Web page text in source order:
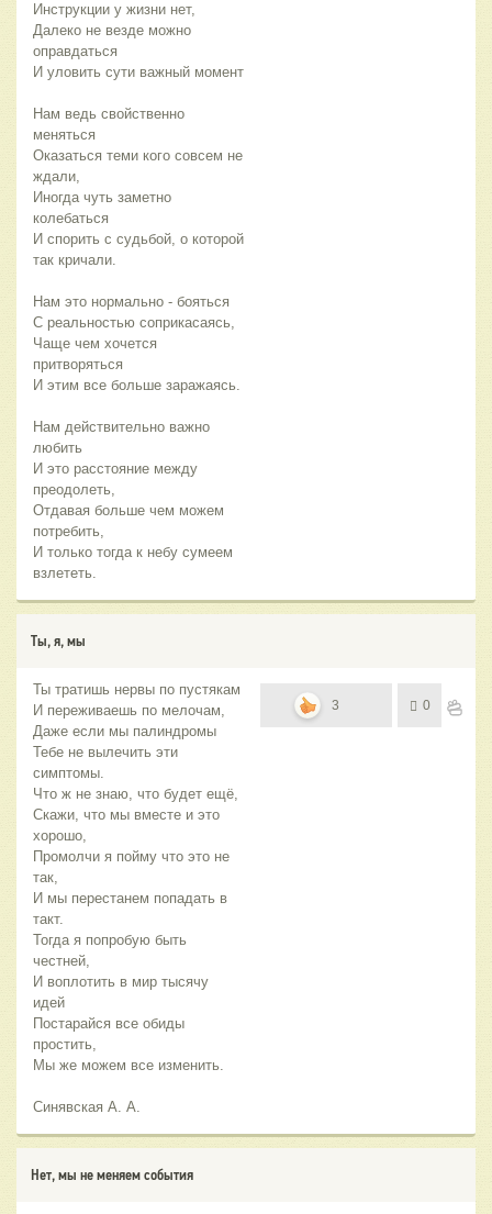
Инструкции у жизни нет,
Далеко не везде можно
оправдаться
И уловить сути важный момент
Нам ведь свойственно
меняться
Оказаться теми кого совсем не
ждали,
Иногда чуть заметно
колебаться
И спорить с судьбой, о которой
так кричали.
Нам это нормально - бояться
С реальностью соприкасаясь,
Чаще чем хочется
притворяться
И этим все больше заражаясь.
Нам действительно важно
любить
И это расстояние между
преодолеть,
Отдавая больше чем можем
потребить,
И только тогда к небу сумеем
взлететь.
Ты, я, мы
Ты тратишь нервы по пустякам
И переживаешь по мелочам,
Даже если мы палиндромы
Тебе не вылечить эти
симптомы.
Что ж не знаю, что будет ещё,
Скажи, что мы вместе и это
хорошо,
Промолчи я пойму что это не
так,
И мы перестанем попадать в
такт.
Тогда я попробую быть
честней,
И воплотить в мир тысячу
идей
Постарайся все обиды
простить,
Мы же можем все изменить.
Синявская А. А.
3 0
Нет, мы не меняем события